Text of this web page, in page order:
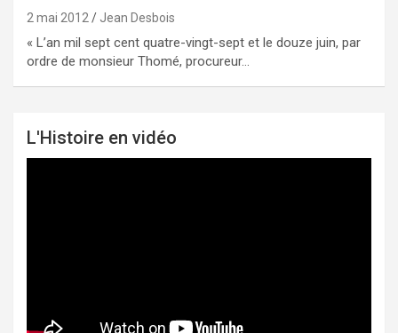
2 mai 2012 Jean Desbois
« L’an mil sept cent quatre-vingt-sept et le douze juin, par
ordre de monsieur Thomé, procureur…
L'Histoire en vidéo